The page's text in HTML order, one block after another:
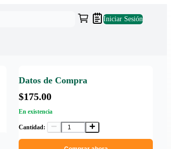
Iniciar Sesión
Datos de Compra
$175.00
En existencia
Cantidad: